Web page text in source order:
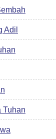
Adil
Tuhan